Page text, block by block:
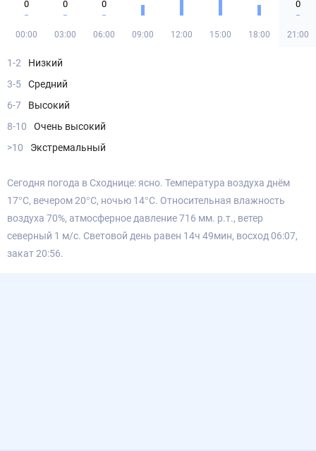
0
00:00
0
03:00
0
06:00 09:00 12:00 15:00 18:00
0
21:00
1-2
Низкий
3-5
Средний
6-7
Высокий
8-10
Очень высокий
>10
Экстремальный
Сегодня погода в Сходнице: ясно. Температура воздуха днём
17°С, вечером 20°С, ночью 14°С. Относительная влажность
воздуха 70%, атмосферное давление 716 мм. р.т., ветер
северный 1 м/с. Световой день равен 14ч 49мин, восход 06:07,
закат 20:56.